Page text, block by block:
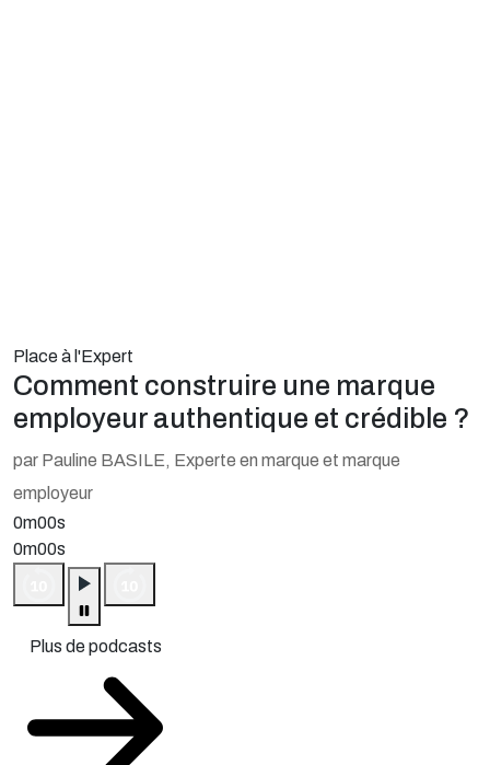
Place à l'Expert
Comment construire une marque
employeur authentique et crédible ?
par Pauline BASILE, Experte en marque et marque
employeur
0m00s
0m00s
Plus de podcasts